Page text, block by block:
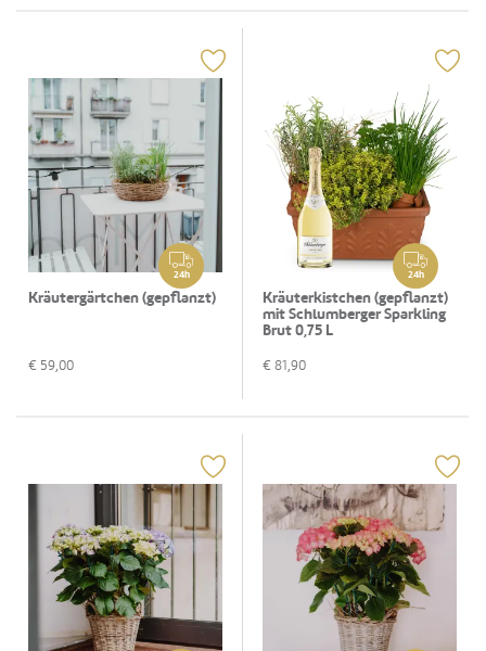
24h
Kräutergärtchen (gepflanzt)
€ 59,00
24h
Kräuterkistchen (gepflanzt)
mit Schlumberger Sparkling
Brut 0,75 L
€ 81,90